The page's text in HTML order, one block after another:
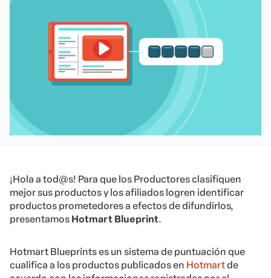
¡Hola a tod@s! Para que los Productores clasifiquen
mejor sus productos y los afiliados logren identificar
productos prometedores a efectos de difundirlos,
presentamos Hotmart Blueprint.
Hotmart Blueprints es un sistema de puntuación que
cualifica a los productos publicados en Hotmartde